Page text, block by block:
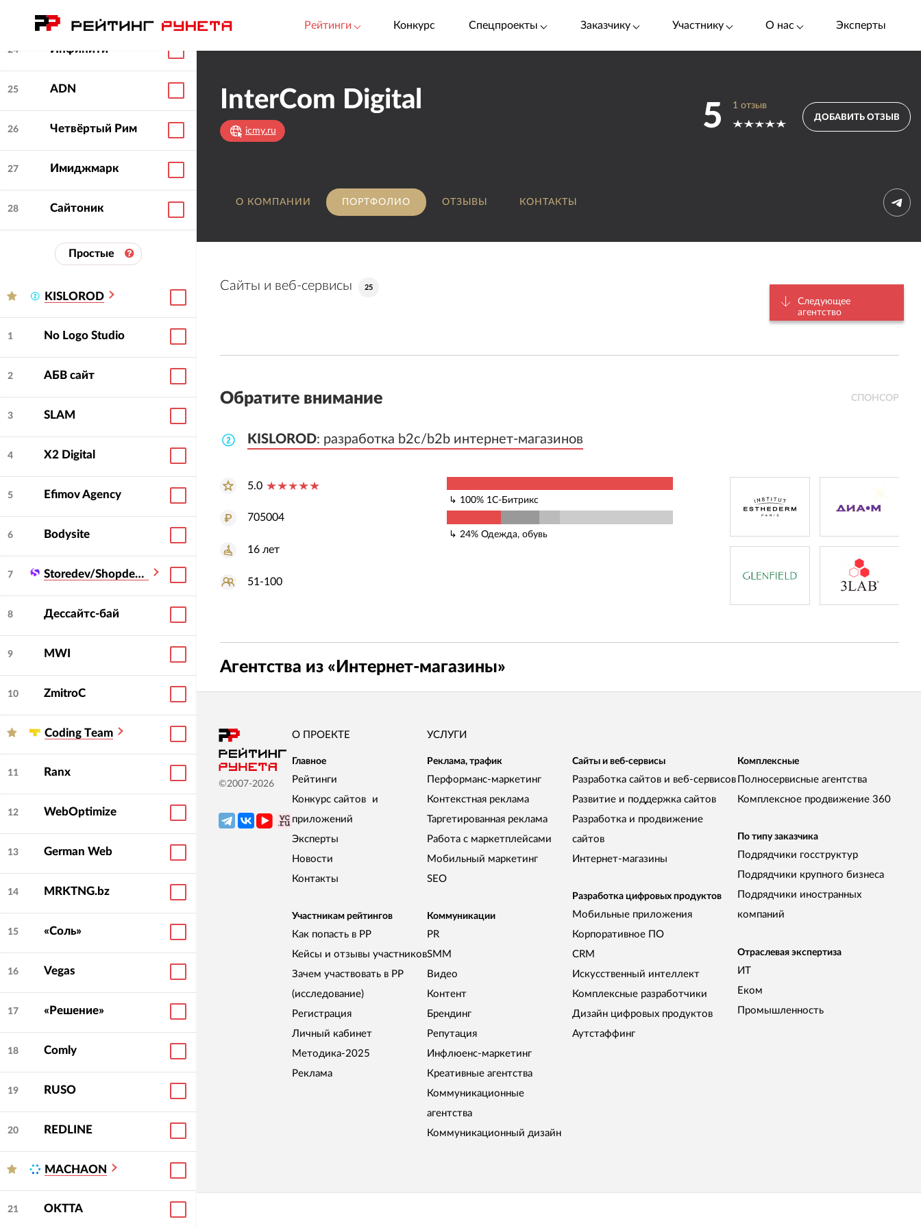
Рейтинги Конкурс Спецпроекты Заказчику Участнику О нас Эксперты
24 Инфинити
25 ADN
26 Четвёртый Рим
27 Имиджмарк
28 Сайтоник
Простые
KISLOROD
1 No Logo Studio
2 АБВ сайт
3 SLAM
4 X2 Digital
5 Efimov Agency
6 Bodysite
7 Storedev/Shopdev Systems
8 Дессайтс-бай
9 MWI
10 ZmitroC
Сoding Тeam
11 Ranx
12 WebOptimize
13 German Web
14 MRKTNG.bz
15 «Соль»
16 Vegas
17 «Решение»
18 Comly
19 RUSO
20 REDLINE
MACHAON
21 OKTTA
InterCom Digital
icmy.ru 5 1 отзыв
ДОБАВИТЬ ОТЗЫВ
О КОМПАНИИ ПОРТФОЛИО ОТЗЫВЫ КОНТАКТЫ
Сайты и веб-сервисы 25
Следующее
агентство
Обратите внимание СПОНСОР
KISLOROD: разработка b2c/b2b интернет-магазинов
KISLOROD: разработка b2c/b2b интернет-магазинов
5.0
705004
16 лет
51-100
100% 1С-Битрикс
24%Одежда, обувь
Агентства из « Интернет-магазины»
©2007-2026
О ПРОЕКТЕ
Главное
Рейтинги
Конкурс сайтов и
приложений
Эксперты
Новости
Контакты
Участникам рейтингов
Как попасть в РР
Кейсы и отзывы участников
Зачем участвовать в РР
(исследование)
Регистрация
Личный кабинет
Методика-2025
Реклама
УСЛУГИ
Реклама, трафик
Перформанс-маркетинг
Контекстная реклама
Таргетированная реклама
Работа с маркетплейсами
Мобильный маркетинг
SEO
Коммуникации
PR
SMM
Видео
Контент
Брендинг
Репутация
Инфлюенс-маркетинг
Креативные агентства
Коммуникационные
агентства
Коммуникационный дизайн
Сайты и веб-сервисы
Разработка сайтов и веб-сервисов
Развитие и поддержка сайтов
Разработка и продвижение
сайтов
Интернет-магазины
Разработка цифровых продуктов
Мобильные приложения
Корпоративное ПО
CRM
Искусственный интеллект
Комплексные разработчики
Дизайн цифровых продуктов
Аутстаффинг
Комплексные
Полносервисные агентства
Комплексное продвижение 360
По типу заказчика
Подрядчики госструктур
Подрядчики крупного бизнеса
Подрядчики иностранных
компаний
Отраслевая экспертиза
ИТ
Еком
Промышленность